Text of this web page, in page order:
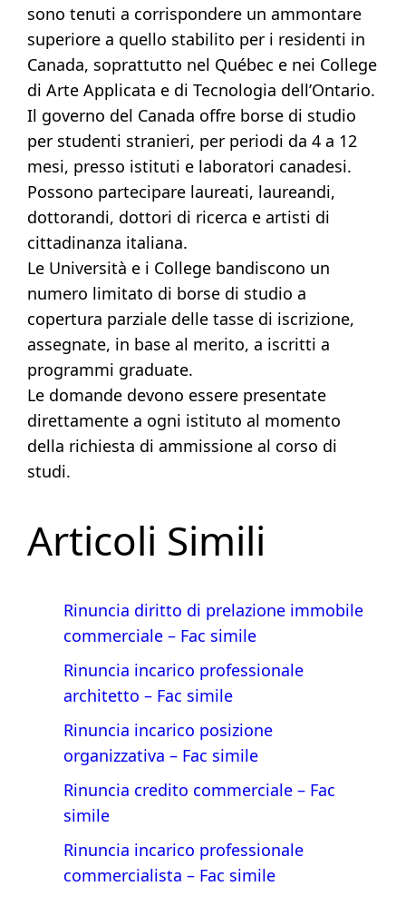
sono tenuti a corrispondere un ammontare
superiore a quello stabilito per i residenti in
Canada, soprattutto nel Québec e nei College
di Arte Applicata e di Tecnologia dell’Ontario.
Il governo del Canada offre borse di studio
per studenti stranieri, per periodi da 4 a 12
mesi, presso istituti e laboratori canadesi.
Possono partecipare laureati, laureandi,
dottorandi, dottori di ricerca e artisti di
cittadinanza italiana.
Le Università e i College bandiscono un
numero limitato di borse di studio a
copertura parziale delle tasse di iscrizione,
assegnate, in base al merito, a iscritti a
programmi graduate.
Le domande devono essere presentate
direttamente a ogni istituto al momento
della richiesta di ammissione al corso di
studi.
Articoli Simili
Rinuncia diritto di prelazione immobile
commerciale​ – Fac simile
Rinuncia incarico professionale
architetto​ – Fac simile
Rinuncia incarico posizione
organizzativa​ – Fac simile
Rinuncia credito commerciale​ – Fac
simile
Rinuncia incarico professionale
commercialista – Fac simile